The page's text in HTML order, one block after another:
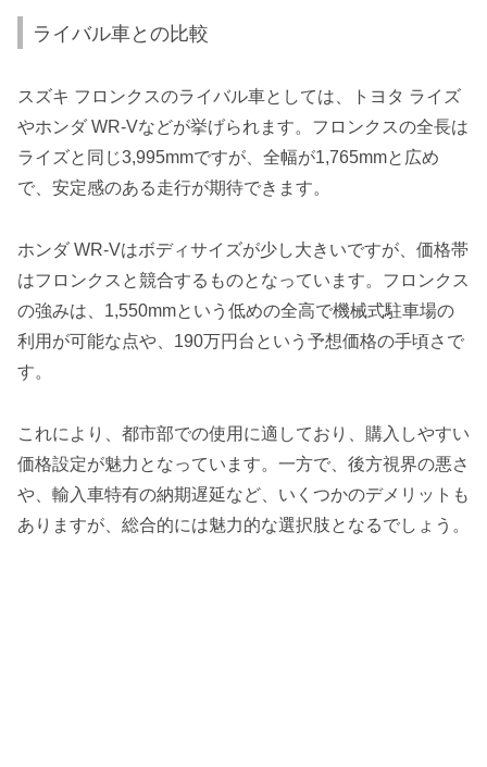
ライバル車との比較
スズキ フロンクスのライバル車としては、トヨタ ライズ
やホンダ WR-Vなどが挙げられます。フロンクスの全長は
ライズと同じ3,995mmですが、全幅が1,765mmと広め
で、安定感のある走行が期待できます。
ホンダ WR-Vはボディサイズが少し大きいですが、価格帯
はフロンクスと競合するものとなっています。フロンクス
の強みは、1,550mmという低めの全高で機械式駐車場の
利用が可能な点や、190万円台という予想価格の手頃さで
す。
これにより、都市部での使用に適しており、購入しやすい
価格設定が魅力となっています。一方で、後方視界の悪さ
や、輸入車特有の納期遅延など、いくつかのデメリットも
ありますが、総合的には魅力的な選択肢となるでしょう。